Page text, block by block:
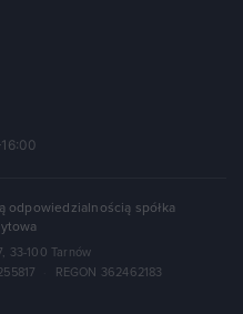
odpowiedzialnością spółka
33-100 Tarnów
REGON 362462183